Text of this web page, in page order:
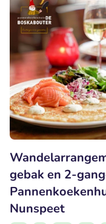
gebak en 2-
Nunspeet